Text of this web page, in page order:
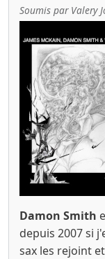
Soumis par Valery
Damon Smith
depuis 2007 si
sax les rejoint